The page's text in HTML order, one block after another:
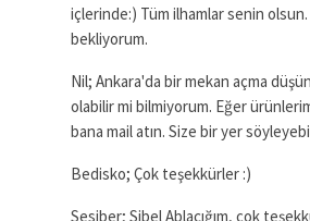
içlerinde:) Tüm ilhamlar senin
bekliyorum.
Nil; Ankara'da bir mekan açma
olabilir mi bilmiyorum. Eğer
bana mail atın. Size bir yer
Bedisko; Çok teşekkürler :)
Sesiber; Sibel Ablacığım, çok